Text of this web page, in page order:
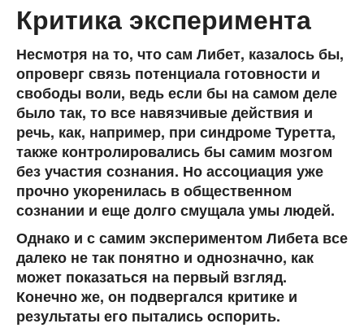
Критика эксперимента
Несмотря на то, что сам Либет, казалось бы,
опроверг связь потенциала готовности и
свободы воли, ведь если бы на самом деле
было так, то все навязчивые действия и
речь, как, например, при синдроме Туретта,
также контролировались бы самим мозгом
без участия сознания. Но ассоциация уже
прочно укоренилась в общественном
сознании и еще долго смущала умы людей.
Однако и с самим экспериментом Либета все
далеко не так понятно и однозначно, как
может показаться на первый взгляд.
Конечно же, он подвергался критике и
результаты его пытались оспорить.